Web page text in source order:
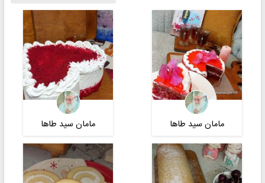
مامان سید طاها مامان سید طاها